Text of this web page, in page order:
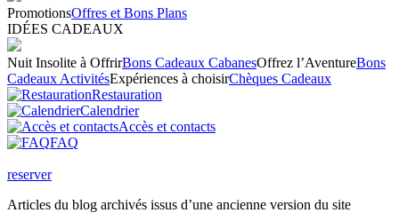
PromotionsOffres et Bons Plans
IDÉES CADEAUX
Nuit Insolite à OffrirBons Cadeaux CabanesOffrez l’AventureBons
Cadeaux ActivitésExpériences à choisirChèques Cadeaux
Restauration
Calendrier
Accès et contacts
FAQ
reserver
Articles du blog archivés issus d’une ancienne version du site